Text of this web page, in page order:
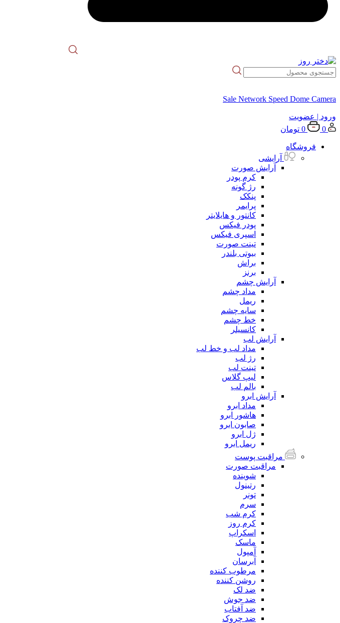
Sale Network Speed Dome Camera
ورود | عضویت
0
0 تومان
فروشگاه
آرایشی
آرایش صورت
کرم پودر
رژ گونه
پنکک
پرایمر
کانتور و هایلایتر
پودر فیکس
اسپری فیکس
تینت صورت
بیوتی بلندر
براش
برنز
آرایش چشم
مداد چشم
ریمل
سایه چشم
خط چشم
کانسیلر
آرایش لب
مداد لب و خط لب
رژ لب
تینت لب
لیپ گلاس
بالم لب
آرایش ابرو
مداد ابرو
هاشور ابرو
صابون ابرو
ژل ابرو
ریمل ابرو
مراقبت پوست
مراقبت صورت
شوینده
رتینول
تونر
سرم
کرم شب
کرم روز
اسکراپ
ماسک
آمپول
آبرسان
مرطوب کننده
روشن کننده
ضد لک
ضد جوش
ضد آفتاب
ضد چروک